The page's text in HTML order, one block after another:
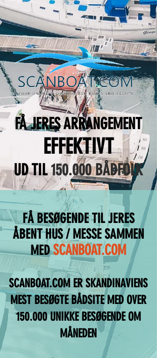
FÅ BESØGENDE TIL JERES
ÅBENT HUS / MESSE SAMMEN
MEDSCANBOAT.COM
SCANBOAT.COM ER SKANDINAVIENS
MEST BESØGTE BÅDSITE MED OVER
150.000 UNIKKE BESØGENDE OM
MÅNEDEN
FÅ JERES ARRANGEMENT
EFFEKTIVT
UD TIL150.000 BÅDFOLK